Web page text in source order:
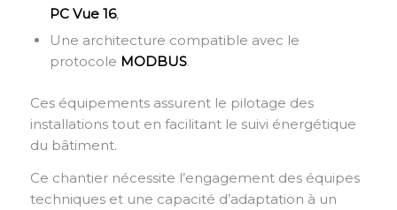
PC Vue 16,
Une architecture compatible avec le
protocole MODBUS.
Ces équipements assurent le pilotage des
installations tout en facilitant le suivi énergétique
du bâtiment.
Ce chantier nécessite l’engagement des équipes
techniques et une capacité d’adaptation à un